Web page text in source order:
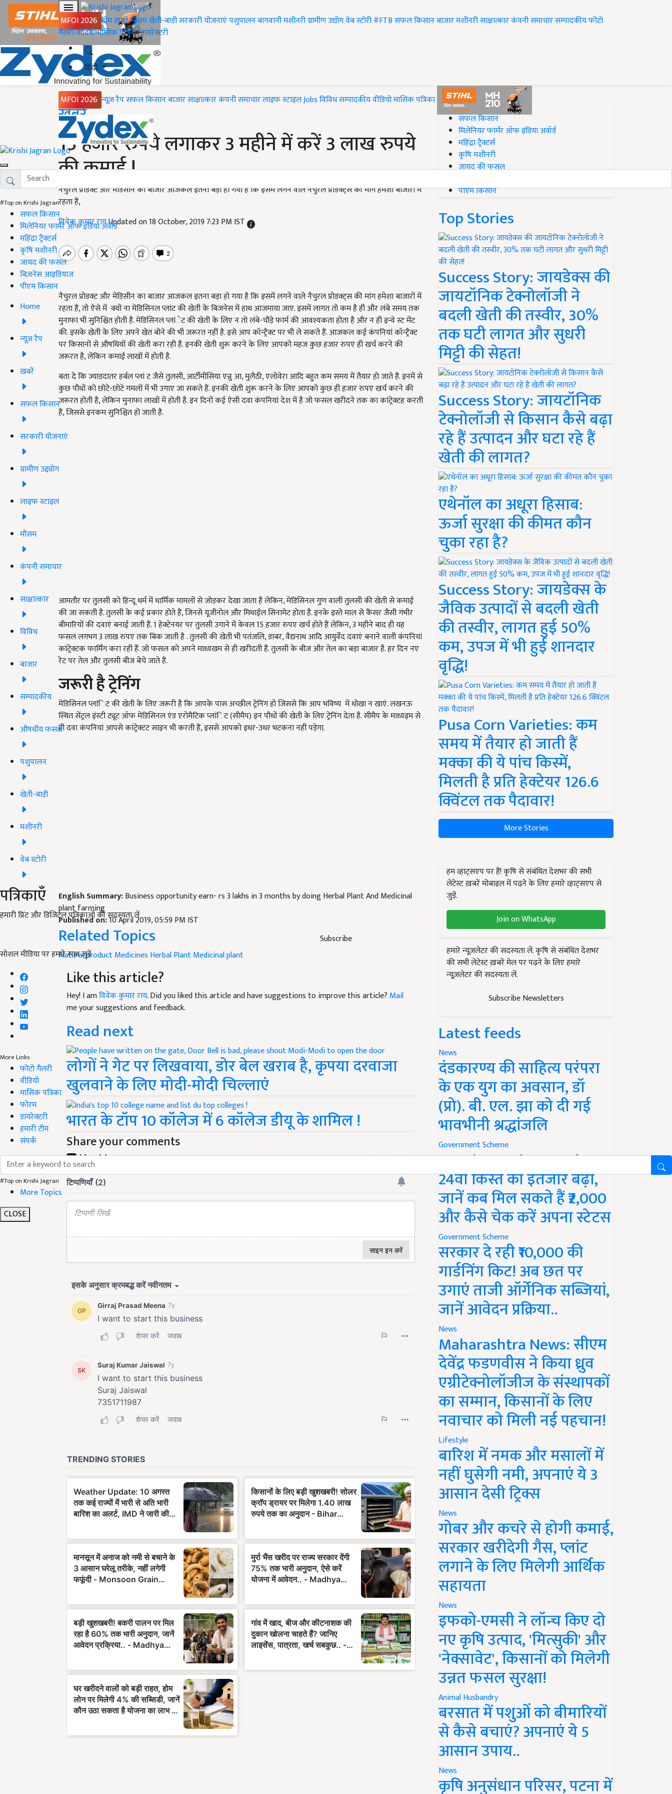
MFOI 2026 होमख़बरेंमौसमखेती-बाड़ीसरकारी योजनाएंपशुपालनबागवानीमशीनरीग्रामीण उद्योगवेब स्टोरी#FTBसफल किसानबाजारमशीनरीसाक्षात्कारकंपनी समाचारसम्पादकीयफोटो
गैलरीवीडियोमासिक पत्रिकाडायरेक्टरी
हिंदी
MFOI 2026 न्यूज़ रैपसफल किसानबाजारसाक्षात्कारकंपनी समाचारलाइफ स्टाइलJobsविविधसम्पादकीयवीडियोमासिक पत्रिका
#Top on Krishi Jagran
सफल किसान
मिलेनियर फार्मर ऑफ इंडिया अवॉर्ड
महिंद्रा ट्रैक्टर्स
कृषि मशीनरी
जायद की फसल
बिज़नेस आइडियाज
पीएम किसान
Home
न्यूज़ रैप
खबरें
सफल किसान
सरकारी योजनाएं
ग्रामीण उद्द्योग
लाइफ स्टाइल
मौसम
कंपनी समाचार
साक्षात्कार
विविध
बाजार
सम्पादकीय
औषधीय फसलें
पशुपालन
खेती-बाड़ी
मशीनरी
वेब स्टोरी
पत्रिकाएँ
हमारी प्रिंट और डिजिटल पत्रिकाओं की सदस्यता लें
Subscribe
सोशल मीडिया पर हमारे साथ जुड़ें:
More Links
फोटो गैलरी
वीडियो
मासिक पत्रिका
फोरम
डायरेक्टरी
हमारी टीम
संपर्क
#Top on Krishi Jagran
More Topics
CLOSE
Home
ख़बरें
15 हजार रुपये लगाकर 3 महीने में करें 3 लाख रुपये
की कमाई !
नैचुरल प्रोडक्ट और मेडिसीन का बाजार आजकल इतना बड़ा हो गया है कि इसमें लगने वाले नैचुरल प्रोडक्ट्स की मांग हमेशा बाजारों में
रहता हैं,
विवेक कुमार रायUpdated on 18 October, 2019 7:23 PM IST
नैचुरल प्रोडक्ट और मेडिसीन का बाजार आजकल इतना बड़ा हो गया है कि इसमें लगने वाले नैचुरल प्रोडक्ट्स की मांग हमेशा बाजारों में
रहता हैं, तो ऐसे में क्यों ना मेडिसिनल प्लांट की खेती के बिजनेस में हाथ आजमाया जाए. इसमें लागत तो कम है ही और लंबे समय तक
मुनाफा भी सुनिश्चित होती है. मेडिसिनल प्लांेट की खेती के लिए न तो लंबे-चौड़े फार्म की आवश्यकता होता है और न ही इन्वे स्ट मेंट
की. इसके खेती के लिए अपने खेत बोने की भी जरूरत नहीं है. इसे आप कॉन्ट्रैक्ट पर भी ले सकते हैं. आजकल कई कंपनियां कॉन्ट्रैक्ट
पर किसानों से औषधियों की खेती करा रही है. इनकी खेती शुरू करने के लिए आपको महज कुछ हजार रुपए ही खर्च करने की
जरूरत है, लेकिन कमाई लाखों में होती है.
बता दे कि ज्याडदातर हर्बल प्लां ट जैसे तुलसी, आर्टीमीसिया एन्नु आ, मुलैठी, एलोवेरा आदि बहुत कम समय में तैयार हो जाते हैं. इनमें से
कुछ पौधों को छोटे-छोटे गमलों में भी उगाए जा सकते हैं. इनकी खेती शुरू करने के लिए आपको कुछ ही हजार रुपए खर्च करने की
जरूरत होती है, लेकिन मुनाफा लाखों में होती है. इन दिनों कई ऐसी दवा कंपनियां देश में है जो फसल खरीदने तक का कांट्रेक्टह करती
हैं, जिससे इनकम सुनिश्चित हो जाती है.
आमतौर पर तुलसी को हिन्दू धर्म में धार्मिक मामलों से जोड़कर देखा जाता है लेकिन, मेडिसिनल गुण वाली तुलसी की खेती से कमाई
की जा सकती है. तुलसी के कई प्रकार होते हैं, जिनसे यूजीनोल और मिथाईल सिनामेट होता है. इनके इस्ते माल से कैंसर जैसी गंभीर
बीमारियों की दवाएं बनाई जाती हैं. 1 हेक्टेनयर पर तुलसी उगाने में केवल 15 हजार रुपए खर्च होते हैं लेकिन, 3 महीने बाद ही यह
फसल लगभग 3 लाख रुपए तक बिक जाती है . तुलसी की खेती भी पतंजलि, डाबर, वैद्यनाथ आदि आयुर्वेद दवाएं बनाने वाली कंपनियां
कांट्रेक्टक फार्मिंग करा रही हैं. जो फसल को अपने माध्यखम से ही खरीदती हैं. तुलसी के बीज और तेल का बड़ा बाजार है. हर दिन नए
रेट पर तेल और तुलसी बीज बेचे जाते हैं.
जरूरी है ट्रेनिंग
मेडिसिनल प्लांिट की खेती के लिए जरूरी है कि आपके पास अच्छील ट्रेनिंग हो जिससे कि आप भविष्य में धोखा न खाएं. लखनऊ
स्थित सेंट्रल इंस्टी ट्यूट ऑफ मेडिसिनल एंड एरोमैटिक प्लांिट (सीमैप) इन पौधों की खेती के लिए ट्रेनिंग देता है. सीमैप के माध्यइम से
ही दवा कंपनियां आपसे कांट्रेक्टट साइन भी करती हैं, इससे आपको इधर-उधर भटकना नहीं पड़ेगा.
English Summary:Business opportunity earn- rs 3 lakhs in 3 months by doing Herbal Plant And Medicinal
plant farming
Published on:10 April 2019, 05:59 PM IST
Related Topics
Natural productMedicines Herbal PlantMedicinal plant
Like this article?
Hey! I amविवेक कुमार राय. Did you liked this article and have suggestions to improve this article? Mail
me your suggestions and feedback.
Read next
लोगों ने गेट पर लिखवाया, डोर बेल खराब है, कृपया दरवाजा
खुलवाने के लिए मोदी-मोदी चिल्लाएं
भारत के टॉप 10 कॉलेज में 6 कॉलेज डीयू के शामिल !
Share your comments
#Top on Krishi Jagran
सफल किसान
मिलेनियर फार्मर ऑफ इंडिया अवॉर्ड
महिंद्रा ट्रैक्टर्स
कृषि मशीनरी
जायद की फसल
पीएम किसान
Top Stories
Success Story: जायडेक्स की
जायटॉनिक टेक्नोलॉजी ने
बदली खेती की तस्वीर, 30%
तक घटी लागत और सुधरी
मिट्टी की सेहत!
Success Story: जायटॉनिक
टेक्नोलॉजी से किसान कैसे बढ़ा
रहे हैं उत्पादन और घटा रहे हैं
खेती की लागत?
एथेनॉल का अधूरा हिसाब:
ऊर्जा सुरक्षा की कीमत कौन
चुका रहा है?
Success Story: जायडेक्स के
जैविक उत्पादों से बदली खेती
की तस्वीर, लागत हुई 50%
कम, उपज में भी हुई शानदार
वृद्धि!
Pusa Corn Varieties: कम
समय में तैयार हो जाती हैं
मक्का की ये पांच किस्में,
मिलती है प्रति हेक्टेयर 126.6
क्विंटल तक पैदावार!
More Stories
हम व्हाट्सएप पर हैं! कृषि से संबंधित देशभर की सभी
लेटेस्ट ख़बरें मोबाइल में पढ़ने के लिए हमारे व्हाट्सएप से
जुड़ें.
Join on WhatsApp
हमारे न्यूज़लेटर की सदस्यता लें. कृषि से संबंधित देशभर
की सभी लेटेस्ट ख़बरें मेल पर पढ़ने के लिए हमारे
न्यूज़लेटर की सदस्यता लें.
Subscribe Newsletters
Latest feeds
News
दंडकारण्य की साहित्य परंपरा
के एक युग का अवसान, डॉ
(प्रो). बी. एल. झा को दी गई
भावभीनी श्रद्धांजलि
Government Scheme
PM Kisan Yojana Update:
24वीं किस्त का इंतजार बढ़ा,
जानें कब मिल सकते हैं ₹2,000
और कैसे चेक करें अपना स्टेटस
Government Scheme
सरकार दे रही ₹10,000 की
गार्डनिंग किट! अब छत पर
उगाएं ताजी ऑर्गेनिक सब्जियां,
जानें आवेदन प्रक्रिया..
News
Maharashtra News: सीएम
देवेंद्र फडणवीस ने किया ध्रुव
एग्रीटेक्नोलॉजीज के संस्थापकों
का सम्मान, किसानों के लिए
नवाचार को मिली नई पहचान!
Lifestyle
बारिश में नमक और मसालों में
नहीं घुसेगी नमी, अपनाएं ये 3
आसान देसी ट्रिक्स
News
गोबर और कचरे से होगी कमाई,
सरकार खरीदेगी गैस, प्लांट
लगाने के लिए मिलेगी आर्थिक
सहायता
News
इफको-एमसी ने लॉन्च किए दो
नए कृषि उत्पाद, 'मित्सुकी' और
'नेक्सावेट', किसानों को मिलेगी
उन्नत फसल सुरक्षा!
Animal Husbandry
बरसात में पशुओं को बीमारियों
से कैसे बचाएं? अपनाएं ये 5
आसान उपाय..
News
कृषि अनुसंधान परिसर, पटना में